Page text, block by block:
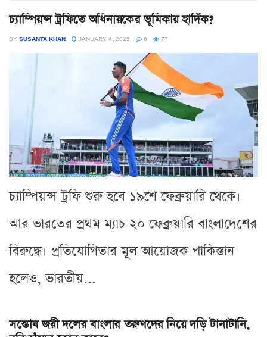
চ্যাম্পিয়ন্স ট্রফিতে অধিনায়কের ভূমিকায় হার্দিক?
BY SUSANTA KHAN JANUARY 4, 2025 0 77
চ্যাম্পিয়ন্স ট্রফি শুরু হবে ১৯শে ফেব্রুয়ারি থেকে।
আর ভারতের প্রথম ম্যাচ ২০ ফেব্রুয়ারি বাংলাদেশের
বিরুদ্ধে। প্রতিযোগিতার মূল আয়োজক পাকিস্তান
হলেও, ভারতীয়...
সন্তোষ জয়ী দলের বাংলার তরুণদের নিয়ে দড়ি টানাটানি,